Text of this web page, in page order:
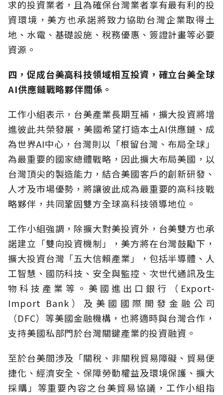
求的投資業者，且為確保台灣業者享有最有利的投
資環境，美方也承諾將致力協助台灣企業取得土
地、水電、基礎設施、稅務優惠、簽證計畫等必要
資源。
四，促成台美高科技領域相互投資，確立台美全球
AI供應鏈戰略夥伴關係。
工作小組表示，台美產業長期互補，擴大投資將增
進彼此共榮發展，美國希望打造本土AI供應鏈、成
為世界AI中心，台灣則以「根留台灣、布局全球」
為最重要的國家總體戰略，因此擴大布局美國，以
台灣頂尖的製造能力，結合美國客戶的創新研發、
人才及市場優勢，將讓彼此成為最重要的高科技戰
略夥伴，共同鞏固雙方全球高科技領導地位。
工作小組強調，除擴大對美投資外，台美雙方也承
諾建立「雙向投資機制」，美方將在台灣鼓勵下，
擴大投資台灣「五大信賴產業」，包括半導體、人
工智慧、國防科技、安全與監控、次世代通訊及生
物科技產業等。美國進出口銀行（Export-
Import Bank）及美國國際開發金融公司
（DFC）等美國金融機構，也將適時與台灣合作，
支持美國私部門於台灣關鍵產業的投資融資。
至於台美間涉及「關稅、非關稅貿易障礙、貿易便
捷化、經濟安全、保障勞動權益及環境保護、擴大
採購」等重要內容之台美貿易協議，工作小組指